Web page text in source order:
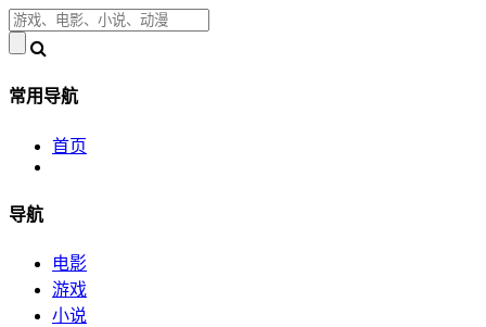
常用导航
首页
导航
电影
游戏
小说